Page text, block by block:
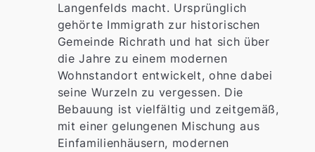
Langenfelds macht. Ursprünglich
gehörte Immigrath zur historischen
Gemeinde Richrath und hat sich über
die Jahre zu einem modernen
Wohnstandort entwickelt, ohne dabei
seine Wurzeln zu vergessen. Die
Bebauung ist vielfältig und zeitgemäß,
mit einer gelungenen Mischung aus
Einfamilienhäusern, modernen